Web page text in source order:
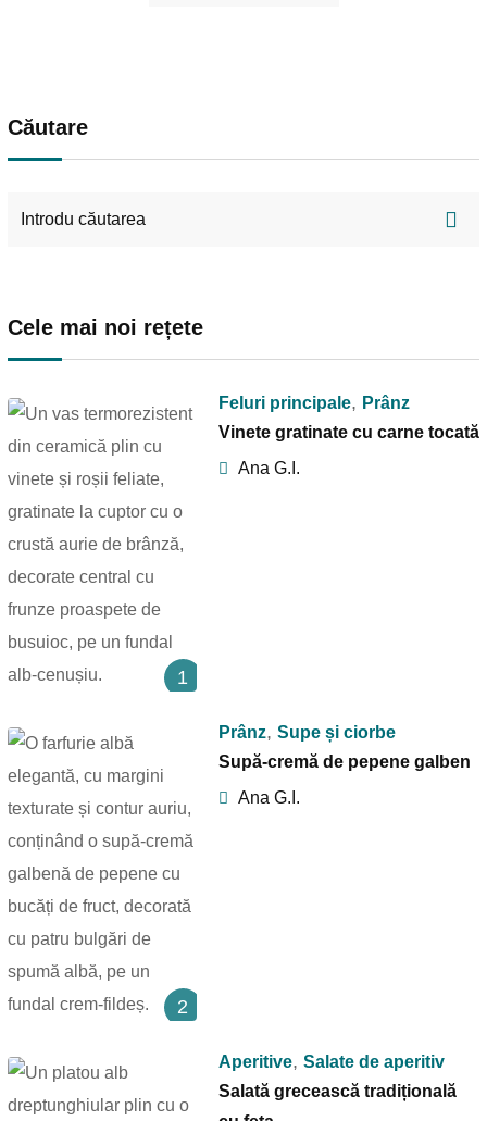
Căutare
Cele mai noi rețete
1
Feluri principale, Prânz
Vinete gratinate cu carne tocată
Ana G.I.
2
Prânz, Supe și ciorbe
Supă-cremă de pepene galben
Ana G.I.
Aperitive, Salate de aperitiv
Salată grecească tradițională